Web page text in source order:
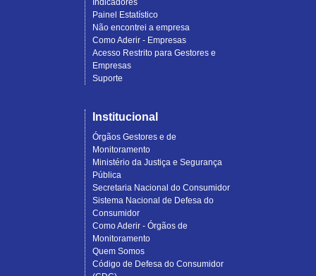
Indicadores
Painel Estatístico
Não encontrei a empresa
Como Aderir - Empresas
Acesso Restrito para Gestores e
Empresas
Suporte
Institucional
Órgãos Gestores e de
Monitoramento
Ministério da Justiça e Segurança
Pública
Secretaria Nacional do Consumidor
Sistema Nacional de Defesa do
Consumidor
Como Aderir - Órgãos de
Monitoramento
Quem Somos
Código de Defesa do Consumidor